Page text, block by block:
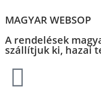
MAGYAR WEBSOP
A rendelések
szállítjuk ki, hazai